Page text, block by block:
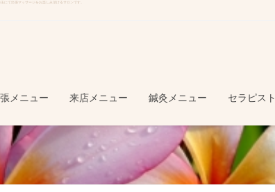
にて出張マッサージをお楽しみ頂けるサロンです。
メニュー 来店メニュー 鍼灸メニュー セラピスト